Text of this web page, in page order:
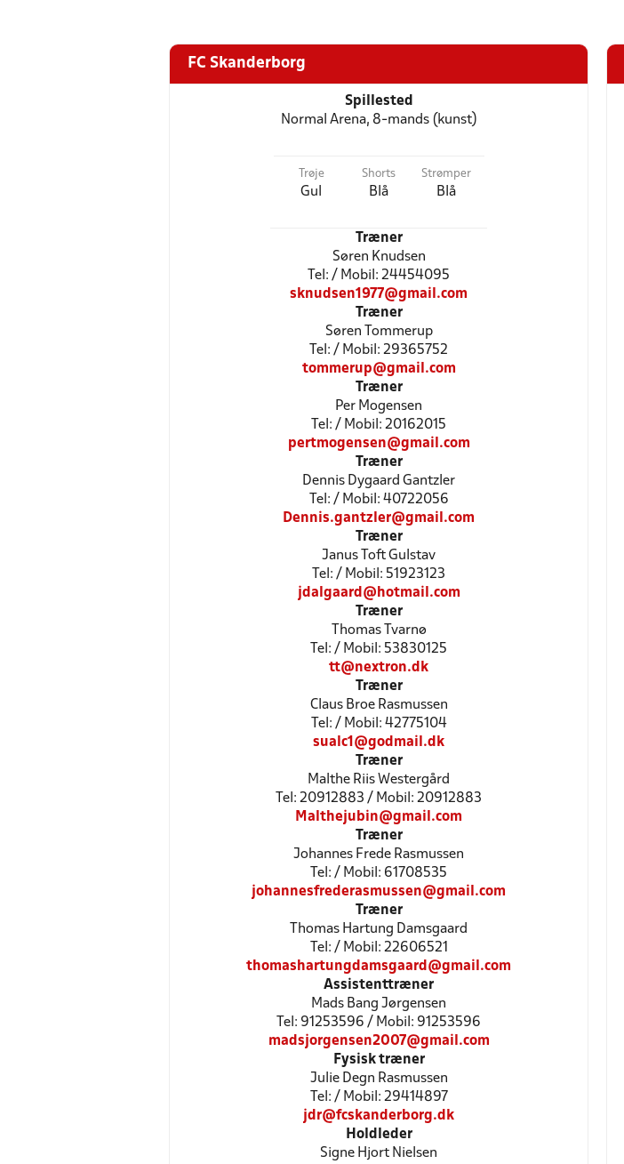
FC Skanderborg
Spillested
Normal Arena, 8-mands (kunst)
Trøje
Gul
Shorts
Blå
Strømper
Blå
Træner
Søren Knudsen
Tel: / Mobil: 24454095
sknudsen1977@gmail.com
Træner
Søren Tommerup
Tel: / Mobil: 29365752
tommerup@gmail.com
Træner
Per Mogensen
Tel: / Mobil: 20162015
pertmogensen@gmail.com
Træner
Dennis Dygaard Gantzler
Tel: / Mobil: 40722056
Dennis.gantzler@gmail.com
Træner
Janus Toft Gulstav
Tel: / Mobil: 51923123
jdalgaard@hotmail.com
Træner
Thomas Tvarnø
Tel: / Mobil: 53830125
tt@nextron.dk
Træner
Claus Broe Rasmussen
Tel: / Mobil: 42775104
sualc1@godmail.dk
Træner
Malthe Riis Westergård
Tel: 20912883 / Mobil: 20912883
Malthejubin@gmail.com
Træner
Johannes Frede Rasmussen
Tel: / Mobil: 61708535
johannesfrederasmussen@gmail.com
Træner
Thomas Hartung Damsgaard
Tel: / Mobil: 22606521
thomashartungdamsgaard@gmail.com
Assistenttræner
Mads Bang Jørgensen
Tel: 91253596 / Mobil: 91253596
madsjorgensen2007@gmail.com
Fysisk træner
Julie Degn Rasmussen
Tel: / Mobil: 29414897
jdr@fcskanderborg.dk
Holdleder
Signe Hjort Nielsen